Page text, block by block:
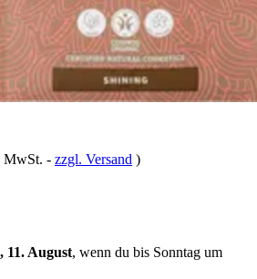
MwSt. - zzgl. Versand )
11. August, wenn du bis Sonntag um